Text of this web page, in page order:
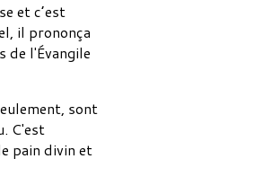
et c’est
il prononça
de l'Évangile
sont
C'est
pain divin et